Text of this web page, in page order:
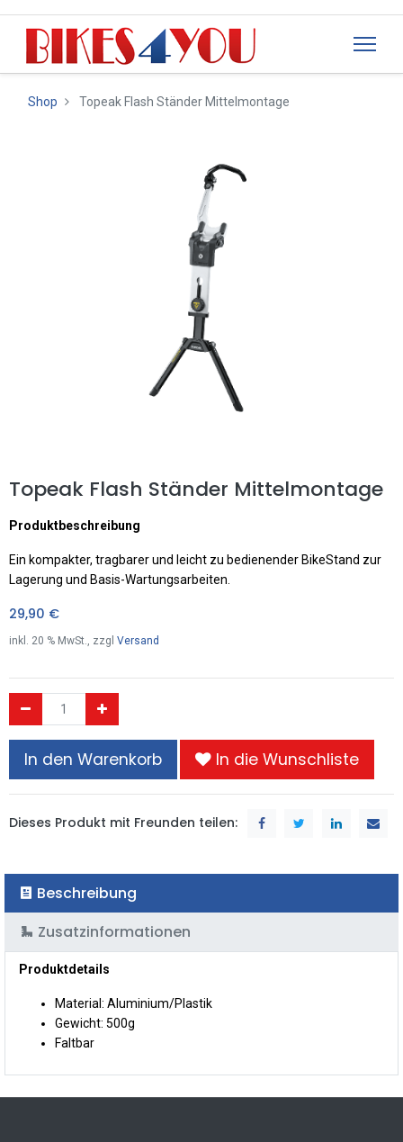
Shop Topeak Flash Ständer Mittelmontage
Topeak Flash Ständer Mittelmontage
Produktbeschreibung
Ein kompakter, tragbarer und leicht zu bedienender BikeStand zur
Lagerung und Basis-Wartungsarbeiten.
29,90 €
inkl. 20 % MwSt., zzgl Versand
In den Warenkorb In die Wunschliste
Dieses Produkt mit Freunden teilen:
Beschreibung
Zusatzinformationen
Produktdetails
Material: Aluminium/Plastik
Gewicht: 500g
Faltbar